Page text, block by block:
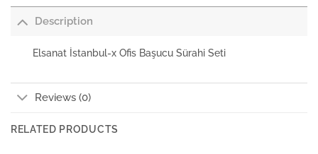
Description
Elsanat İstanbul-x Ofis Başucu Sürahi Seti
Reviews (0)
RELATED PRODUCTS